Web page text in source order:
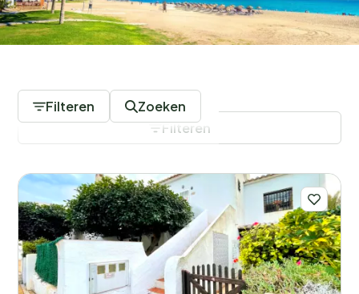
Filteren Zoeken
Filters opslaan
Filteren